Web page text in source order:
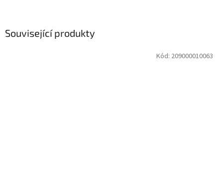
Související produkty
Kód: 209000010063